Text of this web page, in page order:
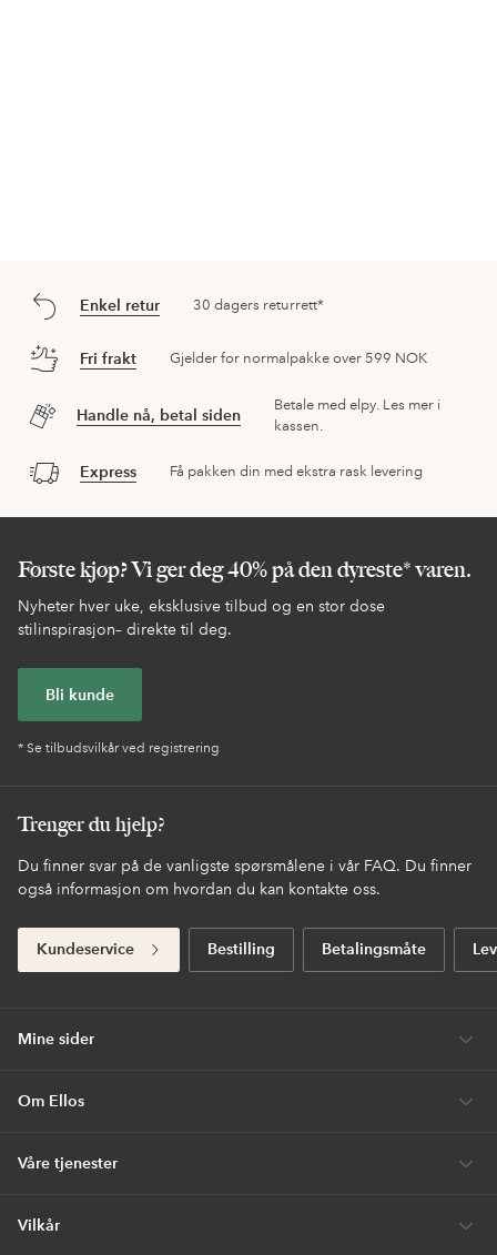
Enkel retur 30 dagers returrett*
Fri frakt Gjelder for normalpakke over 599 NOK
Handle nå, betal siden
Betale med elpy. Les mer i
kassen.
Express Få pakken din med ekstra rask levering
Første kjøp? Vi ger deg 40% på den dyreste* varen.
Nyheter hver uke, eksklusive tilbud og en stor dose
stilinspirasjon– direkte til deg.
Bli kunde
* Se tilbudsvilkår ved registrering
Trenger du hjelp?
Du finner svar på de vanligste spørsmålene i vår FAQ. Du finner
også informasjon om hvordan du kan kontakte oss.
Kundeservice Bestilling Betalingsmåte
Mine sider
Om Ellos
Våre tjenester
Vilkår